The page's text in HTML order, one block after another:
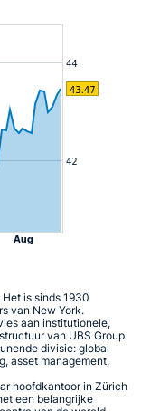
is sinds 1930
van New York.
aan institutionele,
van UBS Group
divisie: global
asset management,
hoofdkantoor in Zürich
een belangrijke